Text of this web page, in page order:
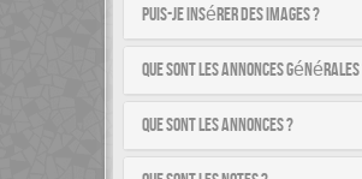
Puis-je insérer des images ?
Que sont les annonces générales
Que sont les annonces ?